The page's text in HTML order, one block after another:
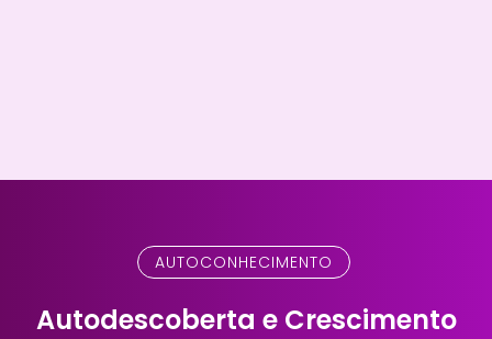
AUTOCONHECIMENTO
Autodescoberta e Crescimento